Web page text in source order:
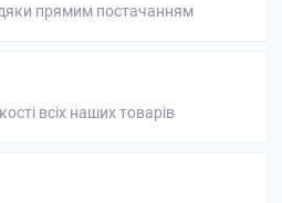
прямим постачанням
всіх наших товарів